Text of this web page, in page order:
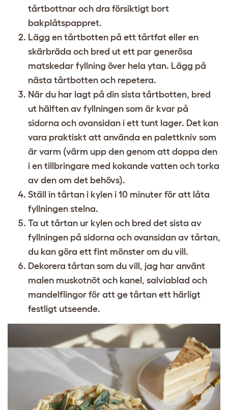
tårtbottnar och dra försiktigt bort
bakplåtspappret.
Lägg en tårtbotten på ett tårtfat eller en
skärbräda och bred ut ett par generösa
matskedar fyllning över hela ytan. Lägg på
nästa tårtbotten och repetera.
När du har lagt på din sista tårtbotten, bred
ut hälften av fyllningen som är kvar på
sidorna och ovansidan i ett tunt lager. Det kan
vara praktiskt att använda en palettkniv som
är varm (värm upp den genom att doppa den
i en tillbringare med kokande vatten och torka
av den om det behövs).
Ställ in tårtan i kylen i 10 minuter för att låta
fyllningen stelna.
Ta ut tårtan ur kylen och bred det sista av
fyllningen på sidorna och ovansidan av tårtan,
du kan göra ett fint mönster om du vill.
Dekorera tårtan som du vill, jag har använt
malen muskotnöt och kanel, salviablad och
mandelflingor för att ge tårtan ett härligt
festligt utseende.